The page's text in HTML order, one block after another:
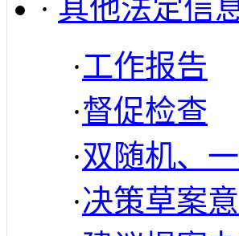
· 其他法定信
·工作报告
·督促检查
·双随机、
·决策草案